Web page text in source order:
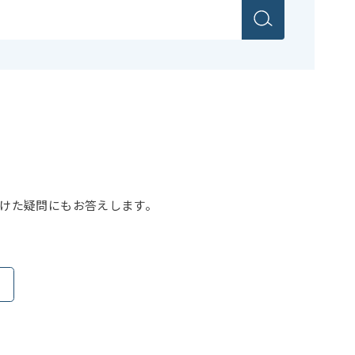
疑問にもお答えします。